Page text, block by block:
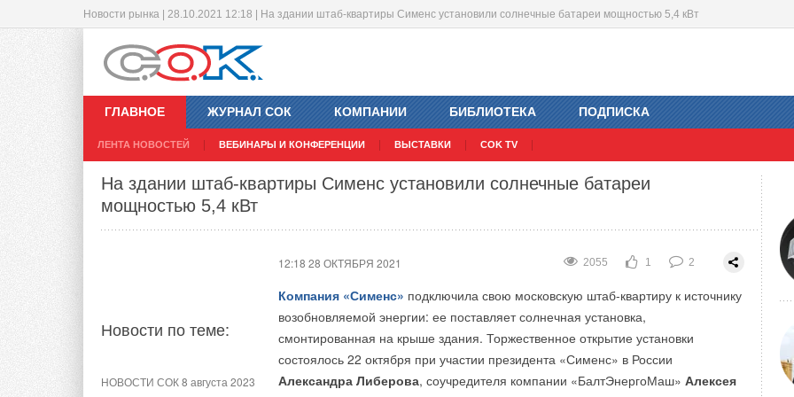
Новости рынка | 28.10.2021 12:18 | На здании штаб-квартиры Сименс установили солнечные батареи мощностью 5,4 кВт
ГЛАВНОЕ
ЛЕНТА НОВОСТЕЙ ВЕБИНАРЫ И КОНФЕРЕНЦИИ ВЫСТАВКИ COK TV
ЖУРНАЛ СОК КОМПАНИИ БИБЛИОТЕКА ПОДПИСКА
На здании штаб-квартиры Сименс установили солнечные батареи
мощностью 5,4 кВт
2055 1 2
12:18 28 ОКТЯБРЯ 2021
Новости по теме:
НОВОСТИ СОК 8 августа 2023
Компания «Сименс» подключила свою московскую штаб-квартиру к источнику
возобновляемой энергии: ее поставляет солнечная установка,
смонтированная на крыше здания. Торжественное открытие установки
состоялось 22 октября при участии президента «Сименс» в России
Александра Либерова, соучредителя компании «БалтЭнергоМаш» Алексея
Журналисты посетили испытательный центр «ПромМашТест» в Чехове
12:17 28 ОКТЯБРЯ 2021
Новости по теме:
НОВОСТИ СОК 5 августа 2026
представила передовой опыт
Что такое сертификация?
Журналисты посетили крупнейший в Европе испытательный центр
«ПромМашТест» (входит в группу компаний «Серконс») в г. Чехов